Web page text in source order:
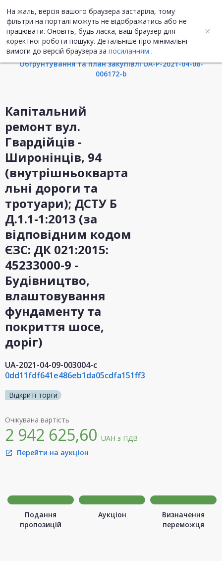
На жаль, версія вашого браузера застаріла, тому
фільтри на порталі можуть не відображатись або не
працювати. Оновіть, будь ласка, ваш браузер для
коректної роботи пошуку. Детальніше про мінімальні
вимоги до версій браузера за посиланням .
UA ENG
Інформація про закупівлю
Обгрунтування та план закупівлі UA-P-2021-04-08-
006172-b
Капітальний
ремонт вул.
Гвардійців -
Широнінців, 94
(внутрішньокварта
льні дороги та
тротуари); ДСТУ Б
Д.1.1-1:2013 (за
відповідним кодом
ЄЗС: ДК 021:2015:
45233000-9 -
Будівництво,
влаштовування
фундаменту та
покриття шосе,
доріг)
UA-2021-04-09-003004-c
0dd11fdf641e486eb1da05cdfa151ff3
Відкриті торги
Очікувана вартість
2 942 625,60 UAH з ПДВ
open_in_new Перейти на аукціон
Подання
пропозицій
Аукціон
Визначення
переможця